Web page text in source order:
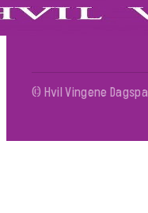
© Hvil Vingene Dagspa